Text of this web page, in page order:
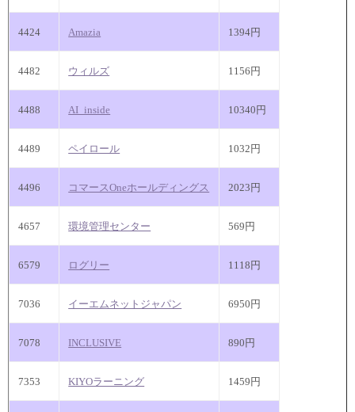
4424 Amazia 1394円
4482 ウィルズ 1156円
4488 AI_inside 10340円
4489 ペイロール 1032円
4496 コマースOneホールディングス 2023円
4657 環境管理センター 569円
6579 ログリー 1118円
7036 イーエムネットジャパン 6950円
7078 INCLUSIVE 890円
7353 KIYOラーニング 1459円